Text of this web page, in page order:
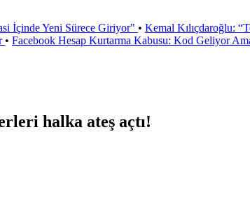
İçinde Yeni Sürece Giriyor" • Kemal Kılıçdaroğlu:
• Facebook Hesap Kurtarma Kabusu: Kod Geliyor
halka ateş açtı!